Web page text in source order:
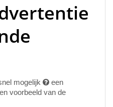
mogelijk
een
voorbeeld van de